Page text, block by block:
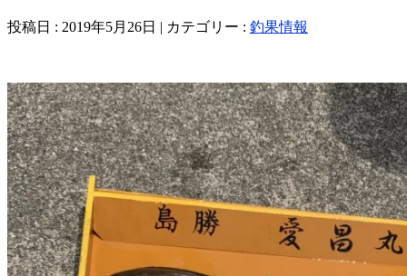
投稿日 : 2019年5月26日 | カテゴリー : 釣果情報